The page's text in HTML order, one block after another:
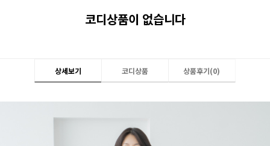
코디상품이 없습니다
상세보기 코디상품 상품후기(0)